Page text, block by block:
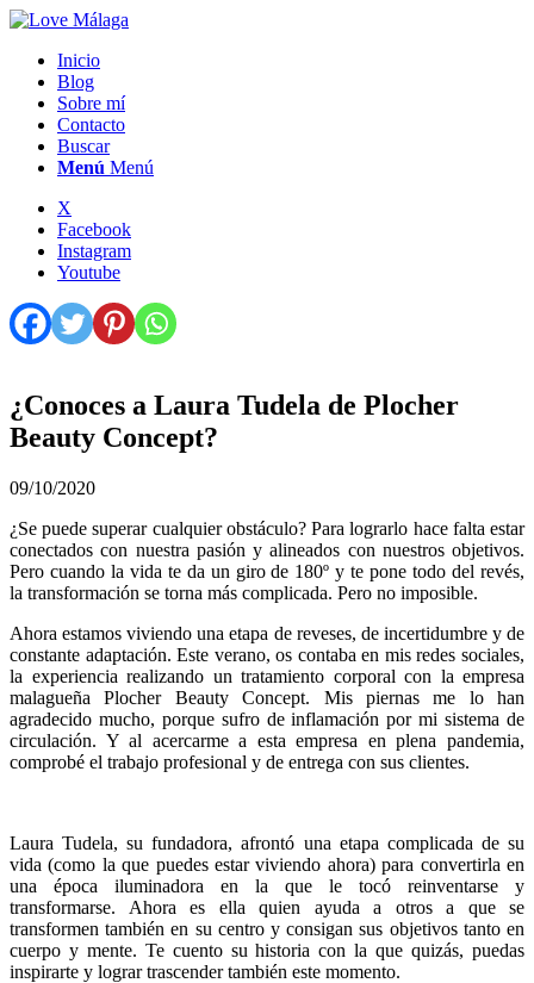
Inicio
Blog
Sobre mí
Contacto
Buscar
Menú Menú
X
Facebook
Instagram
Youtube
¿Conoces a Laura Tudela de Plocher
Beauty Concept?
09/10/2020
¿Se puede superar cualquier obstáculo? Para lograrlo hace falta estar
conectados con nuestra pasión y alineados con nuestros objetivos.
Pero cuando la vida te da un giro de 180º y te pone todo del revés,
la transformación se torna más complicada. Pero no imposible.
Ahora estamos viviendo una etapa de reveses, de incertidumbre y de
constante adaptación. Este verano, os contaba en mis redes sociales,
la experiencia realizando un tratamiento corporal con la empresa
malagueña Plocher Beauty Concept. Mis piernas me lo han
agradecido mucho, porque sufro de inflamación por mi sistema de
circulación. Y al acercarme a esta empresa en plena pandemia,
comprobé el trabajo profesional y de entrega con sus clientes.
Laura Tudela, su fundadora, afrontó una etapa complicada de su
vida (como la que puedes estar viviendo ahora) para convertirla en
una época iluminadora en la que le tocó reinventarse y
transformarse. Ahora es ella quien ayuda a otros a que se
transformen también en su centro y consigan sus objetivos tanto en
cuerpo y mente. Te cuento su historia con la que quizás, puedas
inspirarte y lograr trascender también este momento.